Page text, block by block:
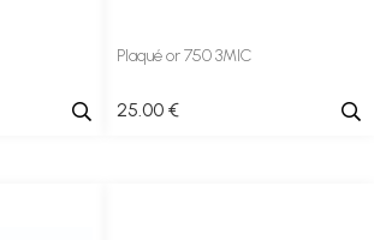
Plaqué or 750 3MIC
25.00 €